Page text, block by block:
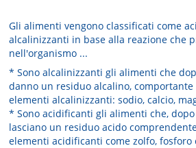
Gli alimenti vengono classificati come
alcalinizzanti in base alla reazione che
nell'organismo ...
* Sono alcalinizzanti gli alimenti che
danno un residuo alcalino,
elementi alcalinizzanti: sodio, calcio,
* Sono acidificanti gli alimenti che,
lasciano un residuo acido
elementi acidificanti come zolfo, fosforo